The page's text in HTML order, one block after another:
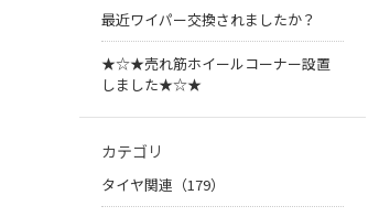
最近ワイパー交換されましたか？
★☆★売れ筋ホイールコーナー設置
しました★☆★
カテゴリ
タイヤ関連（179）